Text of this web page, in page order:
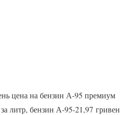
цена на бензин А-95 премиум
литр, бензин А-95-21,97 гривен